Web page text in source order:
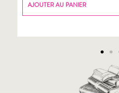
AJOUTER AU PANIER